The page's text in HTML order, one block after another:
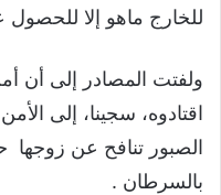
للخارج ماهو إلا للحصول
ولفتت المصادر إلى أن
اقتادوه، سجينا، إلى
الصبور تنافح عن زوجها
بالسرطان .